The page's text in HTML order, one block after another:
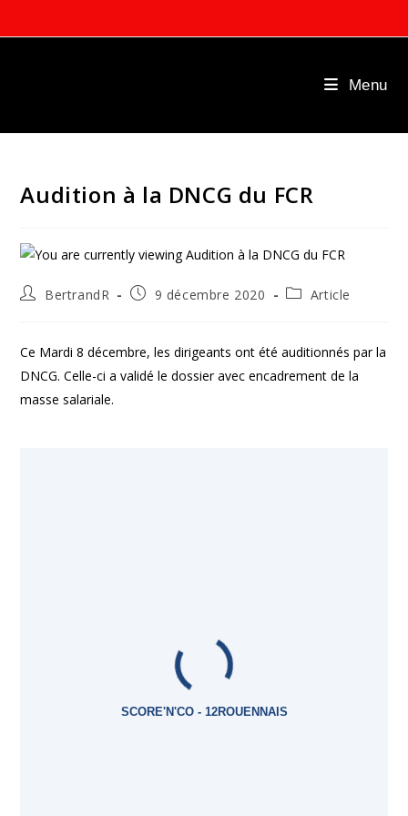
to
Menu
Audition à la DNCG du FCR
Auteur/autrice
publication :
BertrandR
Publication
9 décembre 2020
PostArticle
Ce Mardi 8 décembre, les dirigeants ont été auditionnés par la
DNCG. Celle-ci a validé le dossier avec encadrement de la
masse salariale.
SCORE'N'CO - 12ROUENNAIS